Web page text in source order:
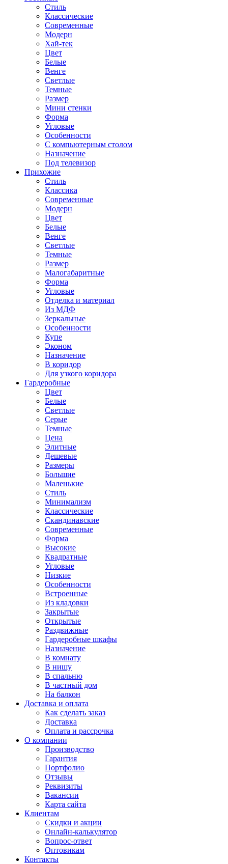
Стиль
Классические
Современные
Модерн
Хай-тек
Цвет
Белые
Венге
Светлые
Темные
Размер
Мини стенки
Форма
Угловые
Особенности
С компьютерным столом
Назначение
Под телевизор
Прихожие
Стиль
Классика
Современные
Модерн
Цвет
Белые
Венге
Светлые
Темные
Размер
Малогабаритные
Форма
Угловые
Отделка и материал
Из МДФ
Зеркальные
Особенности
Купе
Эконом
Назначение
В коридор
Для узкого коридора
Гардеробные
Цвет
Белые
Светлые
Серые
Темные
Цена
Элитные
Дешевые
Размеры
Большие
Маленькие
Стиль
Минимализм
Классические
Скандинавские
Современные
Форма
Высокие
Квадратные
Угловые
Низкие
Особенности
Встроенные
Из кладовки
Закрытые
Открытые
Раздвижные
Гардеробные шкафы
Назначение
В комнату
В нишу
В спальню
В частный дом
На балкон
Доставка и оплата
Как сделать заказ
Доставка
Оплата и рассрочка
О компании
Производство
Гарантия
Портфолио
Отзывы
Реквизиты
Вакансии
Карта сайта
Клиентам
Скидки и акции
Онлайн-калькулятор
Вопрос-ответ
Оптовикам
Контакты